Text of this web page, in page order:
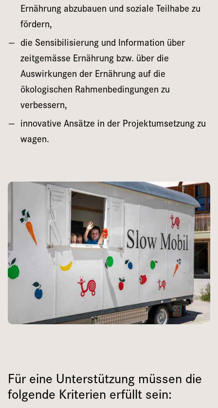
Ernährung abzubauen und soziale Teilhabe zu
fördern,
die Sensibilisierung und Information über
zeitgemässe Ernährung bzw. über die
Auswirkungen der Ernährung auf die
ökologischen Rahmenbedingungen zu
verbessern,
innovative Ansätze in der Projektumsetzung zu
wagen.
Für eine Unterstützung müssen die
folgende Kriterien erfüllt sein: